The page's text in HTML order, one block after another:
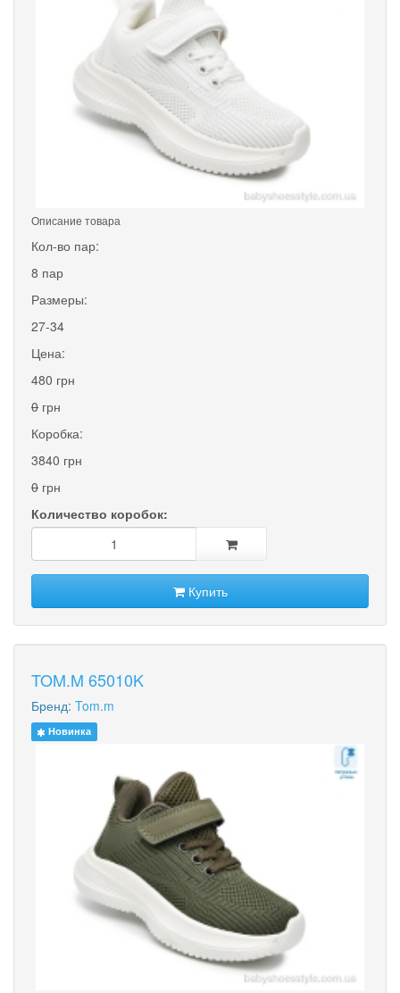
Описание товара
Кол-во пар:
8 пар
Размеры:
27-34
Цена:
480 грн
0 грн
Коробка:
3840 грн
0 грн
Количество коробок:
Купить
TOM.M 65010K
Бренд: Tom.m
Новинка